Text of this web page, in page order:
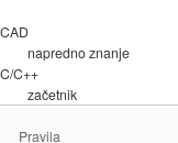
CAD
napredno znanje
C/C++
začetnik
Pravila